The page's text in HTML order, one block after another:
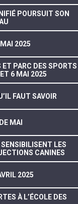
POURSUIT SON
2025
ET PARC DES SPORTS
6 MAI 2025
FAUT SAVOIR
MAI
LES
CANINES
2025
À L’ÉCOLE DES